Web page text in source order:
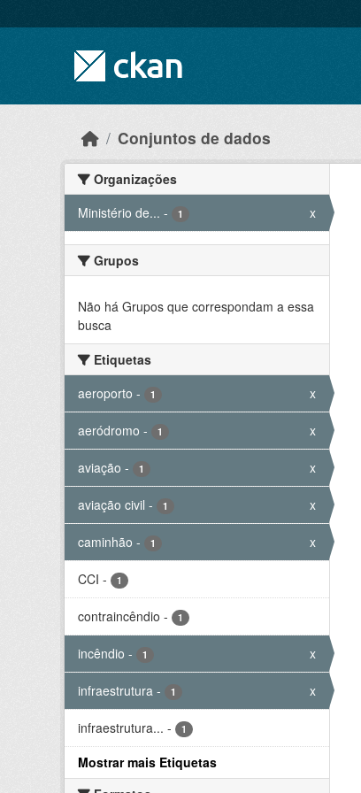
Conjuntos de dados
Organizações
Ministério de... - 1 x
Grupos
Não há Grupos que correspondam a essa
busca
Etiquetas
aeroporto - 1 x
aeródromo - 1 x
aviação - 1 x
aviação civil - 1 x
caminhão - 1 x
CCI - 1
contraincêndio - 1
incêndio - 1 x
infraestrutura - 1 x
infraestrutura... - 1
Mostrar mais Etiquetas